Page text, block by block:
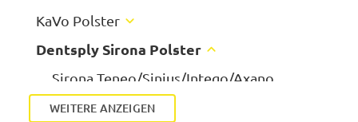
KaVo Polster
KaVo Estetica E70/E80
KaVo Estetica 1058, E50, E30
KaVo Estetica 1065/1066
Dentsply Sirona Polster
Sirona Teneo/Sinius/Intego/Axano
Sirona C/C+/M1+/ProFeel+
WEITERE ANZEIGEN